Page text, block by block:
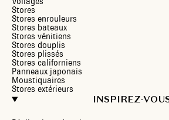
Stores
Stores enrouleurs
Stores bateaux
Stores vénitiens
Stores douplis
Stores plissés
Stores californiens
Panneaux japonais
Moustiquaires
Stores extérieurs
INSPIREZ-